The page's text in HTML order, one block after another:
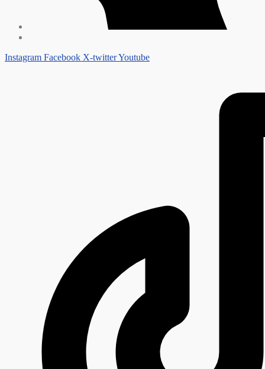
Instagram Facebook X-twitterYoutube